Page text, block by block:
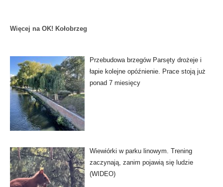
Więcej na OK! Kołobrzeg
Przebudowa brzegów Parsęty drożeje i
łapie kolejne opóźnienie. Prace stoją już
ponad 7 miesięcy
Wiewiórki w parku linowym. Trening
zaczynają, zanim pojawią się ludzie
(WIDEO)